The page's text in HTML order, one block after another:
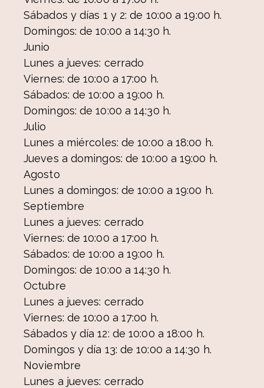
Sábados y días 1 y 2: de 10:00 a 19:00 h.
Domingos: de 10:00 a 14:30 h.
Junio
Lunes a jueves: cerrado
Viernes: de 10:00 a 17:00 h.
Sábados: de 10:00 a 19:00 h.
Domingos: de 10:00 a 14:30 h.
Julio
Lunes a miércoles: de 10:00 a 18:00 h.
Jueves a domingos: de 10:00 a 19:00 h.
Agosto
Lunes a domingos: de 10:00 a 19:00 h.
Septiembre
Lunes a jueves: cerrado
Viernes: de 10:00 a 17:00 h.
Sábados: de 10:00 a 19:00 h.
Domingos: de 10:00 a 14:30 h.
Octubre
Lunes a jueves: cerrado
Viernes: de 10:00 a 17:00 h.
Sábados y día 12: de 10:00 a 18:00 h.
Domingos y día 13: de 10:00 a 14:30 h.
Noviembre
Lunes a jueves: cerrado